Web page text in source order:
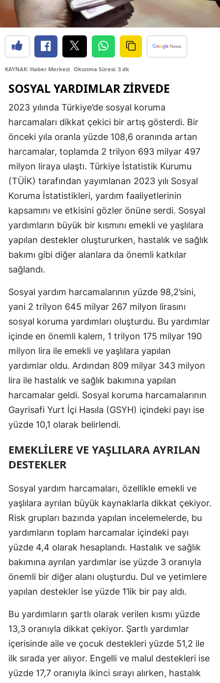
Diyarbakır
Edirne
Elazığ
Erzurum
Gaziantep
Giresun
Gümüşhane
Hakkari
Hatay
Isparta
Mersin
İzmir
Kars
Kastamonu
Kayseri
Kırklareli
Kırşehir
Manisa
Kahramanmaraş
Mardin
Muğla
Muş
Nevşehir
Niğde
Ordu
Rize
Sakarya
KAYNAK: Haber Merkezi Okunma Süresi: 3 dk
SOSYAL YARDIMLAR ZIRVEDE
2023 yılında Türkiye’de sosyal koruma
harcamaları dikkat çekici bir artış gösterdi. Bir
önceki yıla oranla yüzde 108,6 oranında artan
harcamalar, toplamda 2 trilyon 693 milyar 497
milyon liraya ulaştı. Türkiye İstatistik Kurumu
(TÜİK) tarafından yayımlanan 2023 yılı Sosyal
Koruma İstatistikleri, yardım faaliyetlerinin
kapsamını ve etkisini gözler önüne serdi. Sosyal
yardımların büyük bir kısmını emekli ve yaşlılara
yapılan destekler oluştururken, hastalık ve sağlık
bakımı gibi diğer alanlara da önemli katkılar
sağlandı.
Sosyal yardım harcamalarının yüzde 98,2’sini,
yani 2 trilyon 645 milyar 267 milyon lirasını
sosyal koruma yardımları oluşturdu. Bu yardımlar
içinde en önemli kalem, 1 trilyon 175 milyar 190
milyon lira ile emekli ve yaşlılara yapılan
yardımlar oldu. Ardından 809 milyar 343 milyon
lira ile hastalık ve sağlık bakımına yapılan
harcamalar geldi. Sosyal koruma harcamalarının
Gayrisafi Yurt İçi Hasıla (GSYH) içindeki payı ise
yüzde 10,1 olarak belirlendi.
EMEKLILERE VE YAŞLILARA AYRILAN
DESTEKLER
Sosyal yardım harcamaları, özellikle emekli ve
yaşlılara ayrılan büyük kaynaklarla dikkat çekiyor.
Risk grupları bazında yapılan incelemelerde, bu
yardımların toplam harcamalar içindeki payı
yüzde 4,4 olarak hesaplandı. Hastalık ve sağlık
bakımına ayrılan yardımlar ise yüzde 3 oranıyla
önemli bir diğer alanı oluşturdu. Dul ve yetimlere
yapılan destekler ise yüzde 1’lik bir pay aldı.
Bu yardımların şartlı olarak verilen kısmı yüzde
13,3 oranıyla dikkat çekiyor. Şartlı yardımlar
içerisinde aile ve çocuk destekleri yüzde 51,2 ile
ilk sırada yer alıyor. Engelli ve malul destekleri ise
yüzde 17,7 oranıyla ikinci sırayı alırken, hastalık